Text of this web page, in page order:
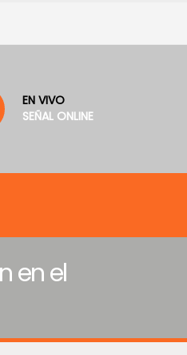
EN VIVO
SEÑAL ONLINE
en el